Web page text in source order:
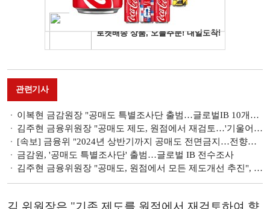
관련기사
이복현 금감원장 "공매도 특별조사단 출범…글로벌IB 10개사 전수조사"
김주현 금융위원장 "공매도 제도, 원점에서 재검토…'기울어진 운동장' 논란 근본적 해소할 것"
[속보] 금융위 "2024년 상반기까지 공매도 전면금지…전향적 제도 개선 추진"
금감원, '공매도 특별조사단' 출범…글로벌 IB 전수조사
김주현 금융위원장 "공매도, 원점에서 모든 제도개선 추진", 이복현 금감원장 "불법공매도 전수조사" [2023 국감]
김 위원장은 "기존 제도를 원점에서 재검토하여 향